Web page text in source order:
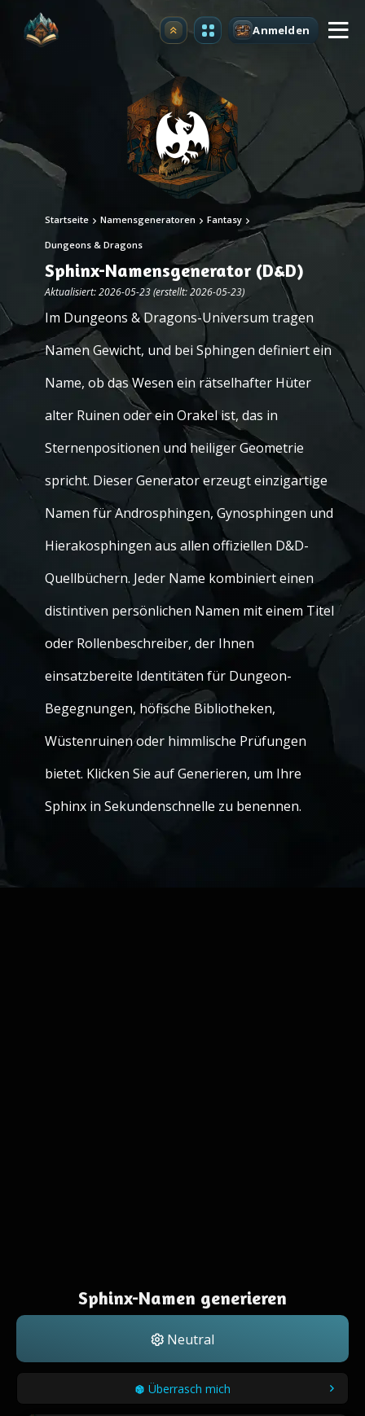
Upgrade Anmelden
Startseite Namensgeneratoren Fantasy
Dungeons & Dragons
Sphinx-Namensgenerator (D&D)
Aktualisiert: 2026-05-23 (erstellt: 2026-05-23)
Im Dungeons & Dragons-Universum tragen
Namen Gewicht, und bei Sphingen definiert ein
Name, ob das Wesen ein rätselhafter Hüter
alter Ruinen oder ein Orakel ist, das in
Sternenpositionen und heiliger Geometrie
spricht. Dieser Generator erzeugt einzigartige
Namen für Androsphingen, Gynosphingen und
Hierakosphingen aus allen offiziellen D&D-
Quellbüchern. Jeder Name kombiniert einen
distintiven persönlichen Namen mit einem Titel
oder Rollenbeschreiber, der Ihnen
einsatzbereite Identitäten für Dungeon-
Begegnungen, höfische Bibliotheken,
Wüstenruinen oder himmlische Prüfungen
bietet. Klicken Sie auf Generieren, um Ihre
Sphinx in Sekundenschnelle zu benennen.
Sphinx-Namen generieren
Neutral
Überrasch mich